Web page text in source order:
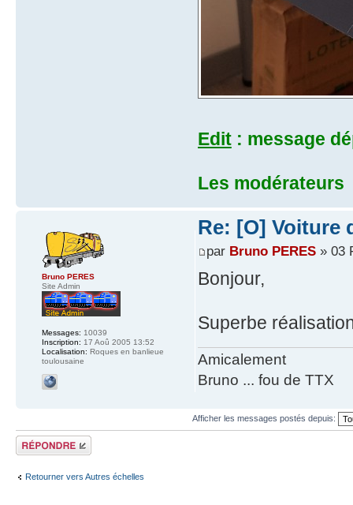
Edit: message
Les modérateurs
Re: [O] Voiture
par Bruno PERES» 03
Bonjour,
Superbe
Amicalement
Bruno ... fou de TTX
Bruno PERES
Site Admin
Messages: 10039
Inscription: 17 Aoû 2005 13:52
Localisation: Roques en banlieue
toulousaine
Afficher les messages postés depuis:
Répondre
Retourner vers Autres échelles